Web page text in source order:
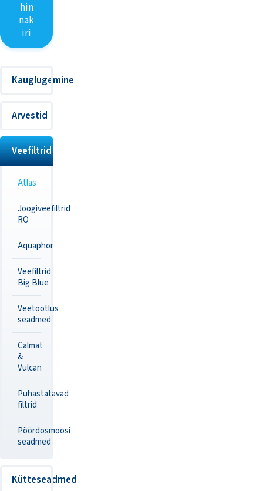
hin
nak
iri
Kauglugemine
Arvestid
Veefiltrid
Atlas
Joogiveefiltrid
RO
Aquaphor
Veefiltrid
Big Blue
Veetöötlus
seadmed
Calmat
&
Vulcan
Puhastatavad
filtrid
Pöördosmoosi
seadmed
Kütteseadmed